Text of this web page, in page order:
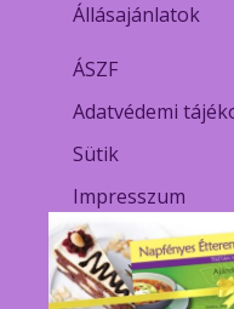
Állásajánlatok
ÁSZF
Adatvédemi
Sütik
Impresszum